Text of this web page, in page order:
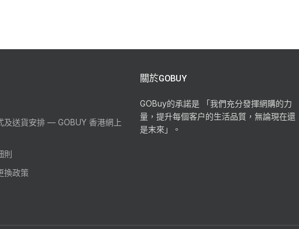
及送貨安排 — GOBUY 香港網上
則
換政策
關於GOBUY
GOBuy的承諾是 「我們充分發揮網購的力
量，提升每個客户的生活品質，無論現在還
是末來」。